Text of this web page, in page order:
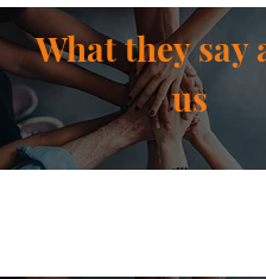
What they say
us